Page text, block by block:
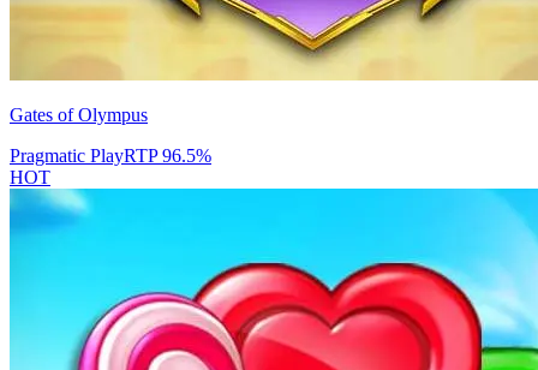
Gates of Olympus
Pragmatic PlayRTP96.5%
HOT